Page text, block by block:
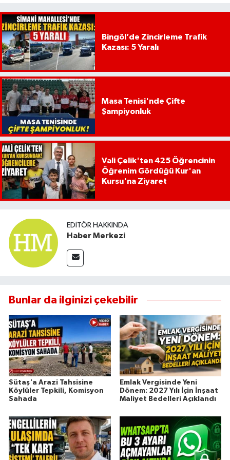
Bingöl’de Zincirleme Trafik
Kazası: 5 Yaralı
Masa Tenisi'nde Çifte
Şampiyonluk
Vali Çelik'ten 425 Öğrencinin
Öğrenim Gördüğü Kur'an
Kursu'na Ziyaret
EDITÖR HAKKINDA
Haber Merkezi
Bunlar da ilginizi çekebilir
Sütaş'a Arazi Tahsisine
Köylüler Tepkili, Komisyon
Sahada
Emlak Vergisinde Yeni
Dönem: 2027 Yılı İçin İnşaat
Maliyet Bedelleri Açıklandı